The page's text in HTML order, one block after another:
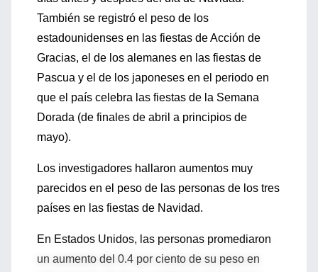
También se registró el peso de los
estadounidenses en las fiestas de Acción de
Gracias, el de los alemanes en las fiestas de
Pascua y el de los japoneses en el periodo en
que el país celebra las fiestas de la Semana
Dorada (de finales de abril a principios de
mayo).
Los investigadores hallaron aumentos muy
parecidos en el peso de las personas de los tres
países en las fiestas de Navidad.
En Estados Unidos, las personas promediaron
un aumento del 0.4 por ciento de su peso en